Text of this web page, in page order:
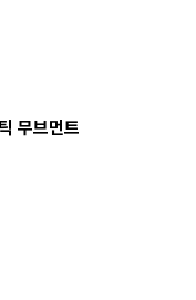
무브먼트